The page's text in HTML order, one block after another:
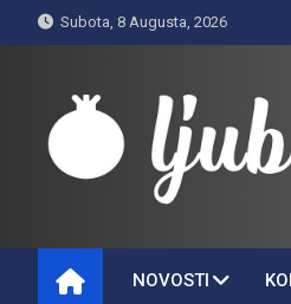
to
Subota, 8 Augusta, 2026
Ljubušaci
NOVOSTI